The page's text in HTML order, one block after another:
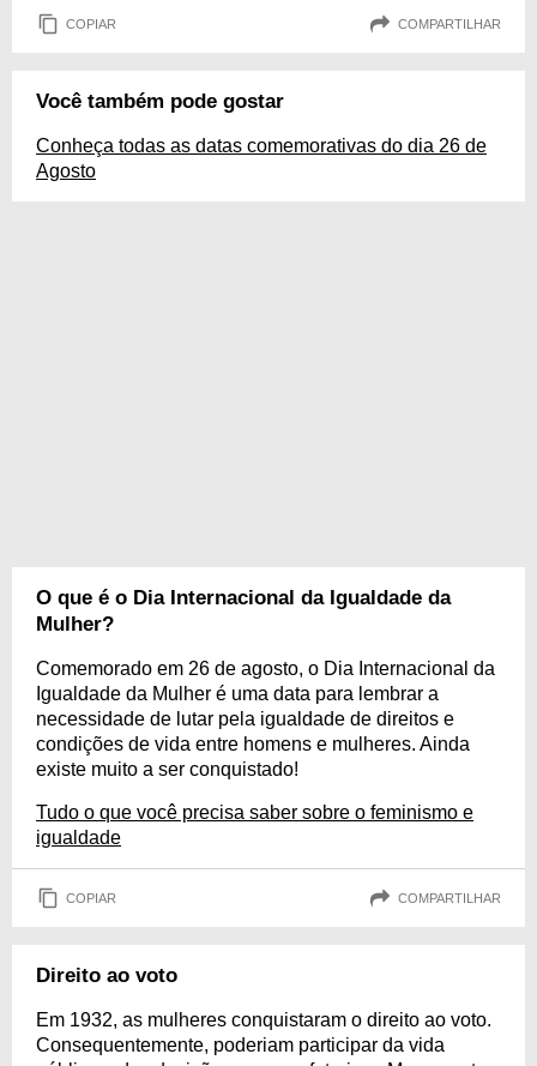
COPIAR COMPARTILHAR
Você também pode gostar
Conheça todas as datas comemorativas do dia 26 de
Agosto
O que é o Dia Internacional da Igualdade da
Mulher?
Comemorado em 26 de agosto, o Dia Internacional da
Igualdade da Mulher é uma data para lembrar a
necessidade de lutar pela igualdade de direitos e
condições de vida entre homens e mulheres. Ainda
existe muito a ser conquistado!
Tudo o que você precisa saber sobre o feminismo e
igualdade
COPIAR COMPARTILHAR
Direito ao voto
Em 1932, as mulheres conquistaram o direito ao voto.
Consequentemente, poderiam participar da vida